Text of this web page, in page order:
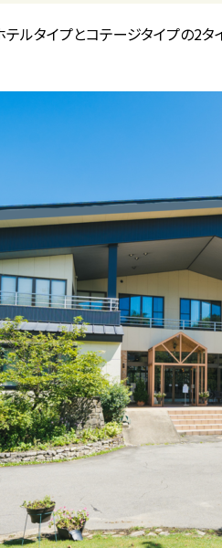
ルタイプとコテージタイプの2